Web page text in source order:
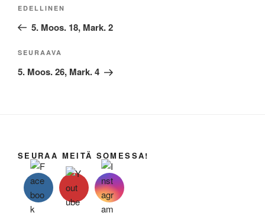
Edellinen
artikkeli
EDELLINEN
5. Moos. 18, Mark. 2
Seuraava
artikkeli
SEURAAVA
5. Moos. 26, Mark. 4
SEURAA MEITÄ SOMESSA!